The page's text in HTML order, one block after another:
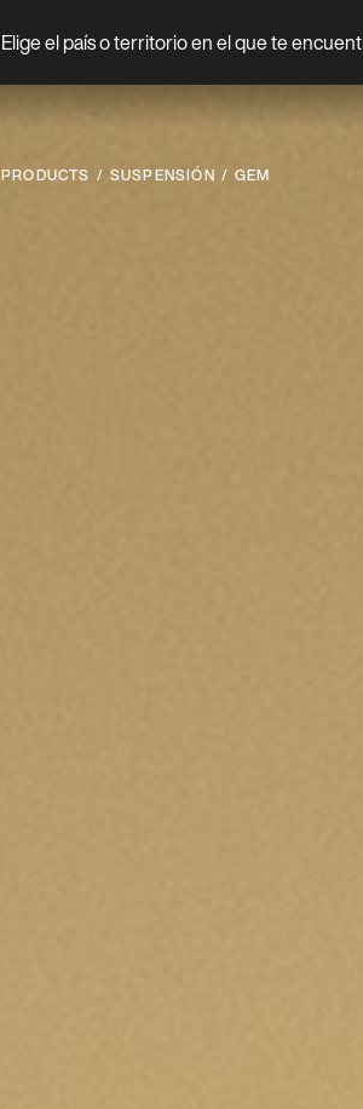
Elige el país o territorio en el que te
PRODUCTS SUSPENSIÓN GEM